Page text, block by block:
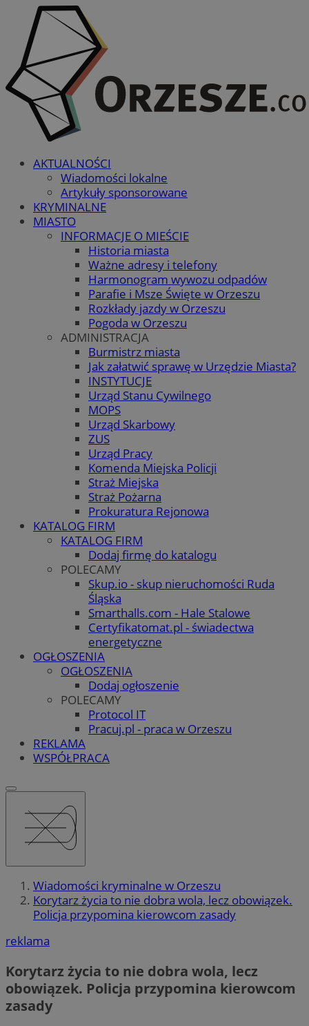
AKTUALNOŚCI
Wiadomości lokalne
Artykuły sponsorowane
KRYMINALNE
MIASTO
INFORMACJE O MIEŚCIE
Historia miasta
Ważne adresy i telefony
Harmonogram wywozu odpadów
Parafie i Msze Święte w Orzeszu
Rozkłady jazdy w Orzeszu
Pogoda w Orzeszu
ADMINISTRACJA
Burmistrz miasta
Jak załatwić sprawę w Urzędzie Miasta?
INSTYTUCJE
Urząd Stanu Cywilnego
MOPS
Urząd Skarbowy
ZUS
Urząd Pracy
Komenda Miejska Policji
Straż Miejska
Straż Pożarna
Prokuratura Rejonowa
KATALOG FIRM
KATALOG FIRM
Dodaj firmę do katalogu
POLECAMY
Skup.io - skup nieruchomości Ruda
Śląska
Smarthalls.com - Hale Stalowe
Certyfikatomat.pl - świadectwa
energetyczne
OGŁOSZENIA
OGŁOSZENIA
Dodaj ogłoszenie
POLECAMY
Protocol IT
Pracuj.pl - praca w Orzeszu
REKLAMA
WSPÓŁPRACA
Wiadomości kryminalne w Orzeszu
Korytarz życia to nie dobra wola, lecz obowiązek.
Policja przypomina kierowcom zasady
reklama
Korytarz życia to nie dobra wola, lecz
obowiązek. Policja przypomina kierowcom
zasady